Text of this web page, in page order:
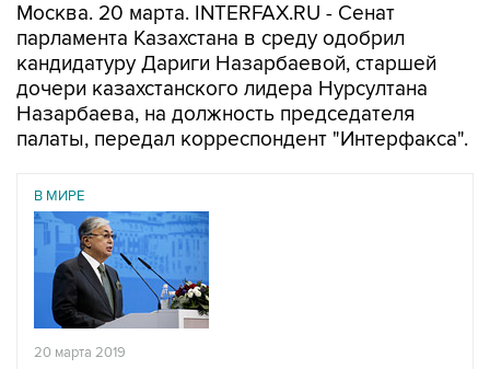
Москва. 20 марта. INTERFAX.RU - Сенат
парламента Казахстана в среду одобрил
кандидатуру Дариги Назарбаевой, старшей
дочери казахстанского лидера Нурсултана
Назарбаева, на должность председателя
палаты, передал корреспондент "Интерфакса".
В МИРЕ
20 марта 2019